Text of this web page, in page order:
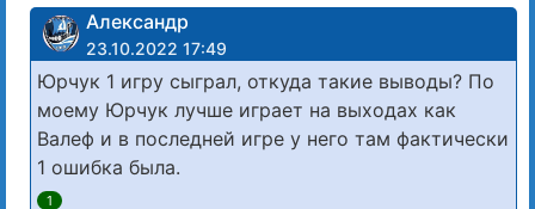
Александр
23.10.2022 17:49
Юрчук 1 игру сыграл, откуда такие выводы? По
моему Юрчук лучше играет на выходах как
Валеф и в последней игре у него там фактически
1 ошибка была.
1